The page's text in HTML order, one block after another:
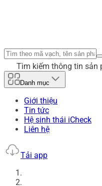
Tìm kiếm thông tin sản
Danh mục
Giới thiệu
Tin tức
Hệ sinh thái iCheck
Liên hệ
Tải app